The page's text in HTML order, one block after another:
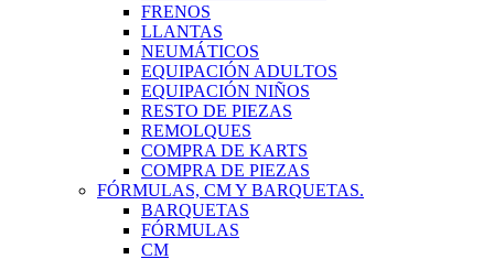
FRENOS
LLANTAS
NEUMÁTICOS
EQUIPACIÓN ADULTOS
EQUIPACIÓN NIÑOS
RESTO DE PIEZAS
REMOLQUES
COMPRA DE KARTS
COMPRA DE PIEZAS
FÓRMULAS, CM Y BARQUETAS.
BARQUETAS
FÓRMULAS
CM